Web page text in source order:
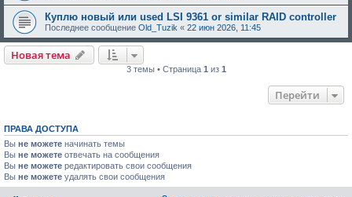
Куплю новый или used LSI 9361 or similar RAID controller
Последнее сообщение Old_Tuzik « 22 июн 2026, 11:45
Новая тема
3 темы • Страница 1 из 1
Перейти
ПРАВА ДОСТУПА
Вы не можете начинать темы
Вы не можете отвечать на сообщения
Вы не можете редактировать свои сообщения
Вы не можете удалять свои сообщения